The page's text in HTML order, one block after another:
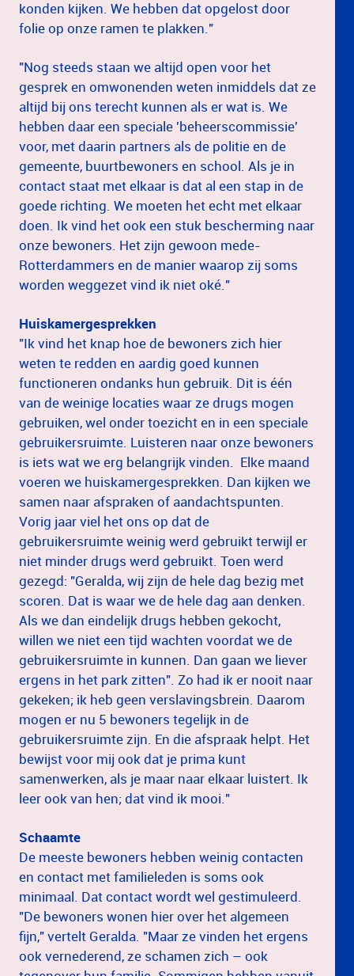
konden kijken. We hebben dat opgelost door
folie op onze ramen te plakken."
"Nog steeds staan we altijd open voor het
gesprek en omwonenden weten inmiddels dat ze
altijd bij ons terecht kunnen als er wat is. We
hebben daar een speciale 'beheerscommissie'
voor, met daarin partners als de politie en de
gemeente, buurtbewoners en school. Als je in
contact staat met elkaar is dat al een stap in de
goede richting. We moeten het echt met elkaar
doen. Ik vind het ook een stuk bescherming naar
onze bewoners. Het zijn gewoon mede-
Rotterdammers en de manier waarop zij soms
worden weggezet vind ik niet oké."
Huiskamergesprekken
"Ik vind het knap hoe de bewoners zich hier
weten te redden en aardig goed kunnen
functioneren ondanks hun gebruik. Dit is één
van de weinige locaties waar ze drugs mogen
gebruiken, wel onder toezicht en in een speciale
gebruikersruimte. Luisteren naar onze bewoners
is iets wat we erg belangrijk vinden. Elke maand
voeren we huiskamergesprekken. Dan kijken we
samen naar afspraken of aandachtspunten.
Vorig jaar viel het ons op dat de
gebruikersruimte weinig werd gebruikt terwijl er
niet minder drugs werd gebruikt. Toen werd
gezegd: "Geralda, wij zijn de hele dag bezig met
scoren. Dat is waar we de hele dag aan denken.
Als we dan eindelijk drugs hebben gekocht,
willen we niet een tijd wachten voordat we de
gebruikersruimte in kunnen. Dan gaan we liever
ergens in het park zitten". Zo had ik er nooit naar
gekeken; ik heb geen verslavingsbrein. Daarom
mogen er nu 5 bewoners tegelijk in de
gebruikersruimte zijn. En die afspraak helpt. Het
bewijst voor mij ook dat je prima kunt
samenwerken, als je maar naar elkaar luistert. Ik
leer ook van hen; dat vind ik mooi."
Schaamte
De meeste bewoners hebben weinig contacten
en contact met familieleden is soms ook
minimaal. Dat contact wordt wel gestimuleerd.
"De bewoners wonen hier over het algemeen
fijn," vertelt Geralda. "Maar ze vinden het ergens
ook vernederend, ze schamen zich – ook